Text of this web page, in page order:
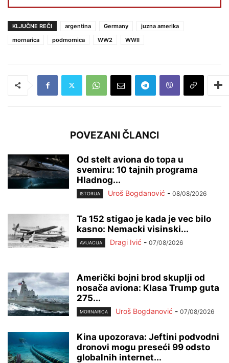
KLJUČNE REČI argentina Germany
juzna amerika
mornarica
podmornica WW2 WWII
POVEZANI ČLANCI
Od stelt aviona do topa u
svemiru: 10 tajnih programa
Hladnog...
ISTORIJA Uroš Bogdanović - 08/08/2026
Ta 152 stigao je kada je vec bilo
kasno: Nemacki visinski...
AVIJACIJA Dragi Ivić - 07/08/2026
Američki bojni brod skuplji od
nosača aviona: Klasa Trump guta
275...
MORNARICA Uroš Bogdanović - 07/08/2026
Kina upozorava: Jeftini podvodni
dronovi mogu preseći 99 odsto
globalnih internet...